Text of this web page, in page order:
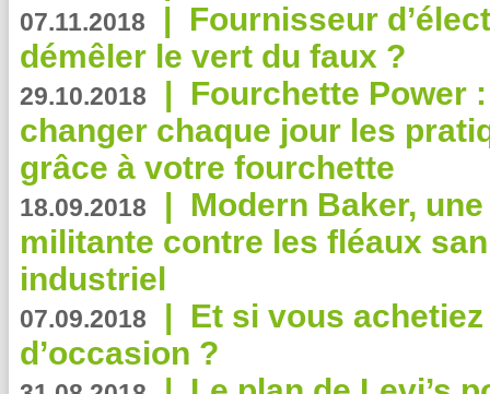
07.11.2018 | Fournisseur
démêler le vert du faux ?
29.10.2018 | Fourchette Power
changer chaque jour les
grâce à votre fourchette
18.09.2018 | Modern Baker,
militante contre les fléaux
industriel
07.09.2018 | Et si vous
d’occasion ?